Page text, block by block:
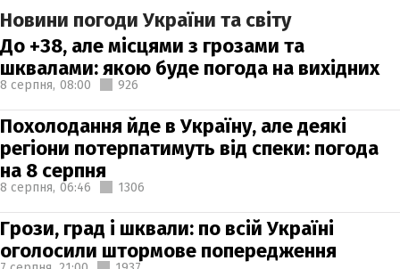
Новини погоди України та світу
До +38, але місцями з грозами та
шквалами: якою буде погода на вихідних
8 серпня, 08:00 926
Похолодання йде в Україну, але деякі
регіони потерпатимуть від спеки: погода
на 8 серпня
8 серпня, 06:46 1306
Грози, град і шквали: по всій Україні
оголосили штормове попередження